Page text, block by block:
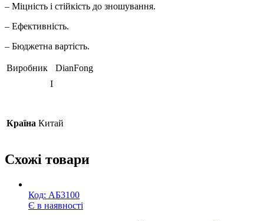
– Міцність і стійкість до зношування.
– Ефективність.
– Бюджетна вартість.
Виробник
I
DianFong
Країна Китай
Схожі товари
Код: АБ3100
Є в наявності